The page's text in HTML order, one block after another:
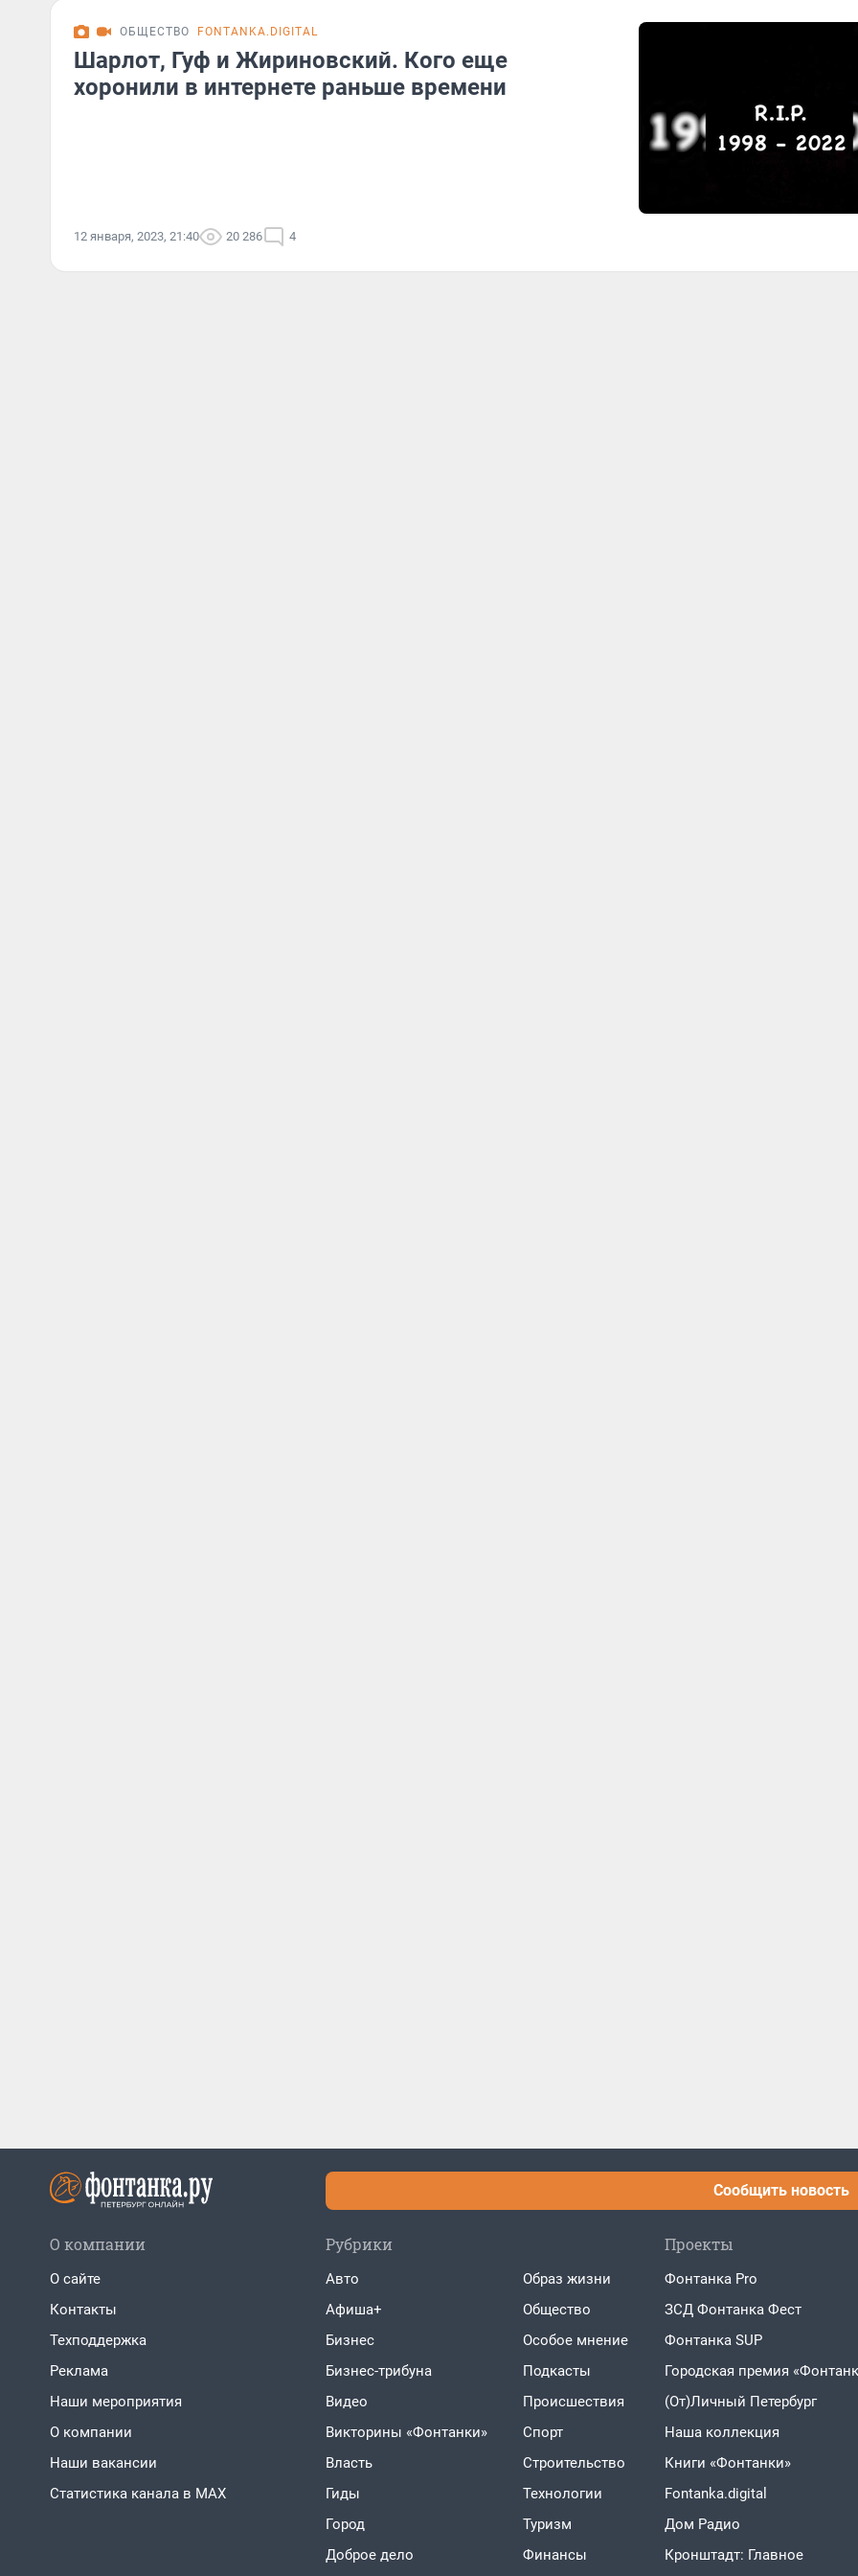
ОБЩЕСТВО FONTANKA.DIGITAL
Шарлот, Гуф и Жириновский. Кого еще
хоронили в интернете раньше времени
12 января, 2023, 21:40 20 286 4
Сообщить новость
О компании
О сайте
Контакты
Техподдержка
Реклама
Наши мероприятия
О компании
Наши вакансии
Статистика канала в MAX
Рубрики
Авто
Афиша+
Бизнес
Бизнес-трибуна
Видео
Викторины «Фонтанки»
Власть
Гиды
Город
Доброе дело
Образ жизни
Общество
Особое мнение
Подкасты
Проиcшествия
Спорт
Строительство
Технологии
Туризм
Финансы
Проекты
Фонтанка Pro
ЗСД Фонтанка Фест
Фонтанка SUP
Городская премия
(От)Личный Петербург
Наша коллекция
Книги «Фонтанки»
Fontanka.digital
Дом Радио
Кронштадт: Главное